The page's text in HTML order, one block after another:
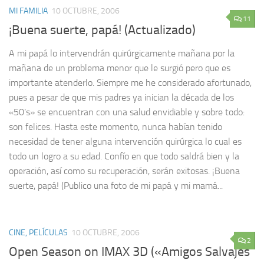
11
MI FAMILIA 10 OCTUBRE, 2006
¡Buena suerte, papá! (Actualizado)
A mi papá lo intervendrán quirúrgicamente mañana por la
mañana de un problema menor que le surgió pero que es
importante atenderlo. Siempre me he considerado afortunado,
pues a pesar de que mis padres ya inician la década de los
«50’s» se encuentran con una salud envidiable y sobre todo:
son felices. Hasta este momento, nunca habían tenido
necesidad de tener alguna intervención quirúrgica lo cual es
todo un logro a su edad. Confío en que todo saldrá bien y la
operación, así como su recuperación, serán exitosas. ¡Buena
suerte, papá! (Publico una foto de mi papá y mi mamá...
2
CINE, PELÍCULAS 10 OCTUBRE, 2006
Open Season on IMAX 3D («Amigos Salvajes